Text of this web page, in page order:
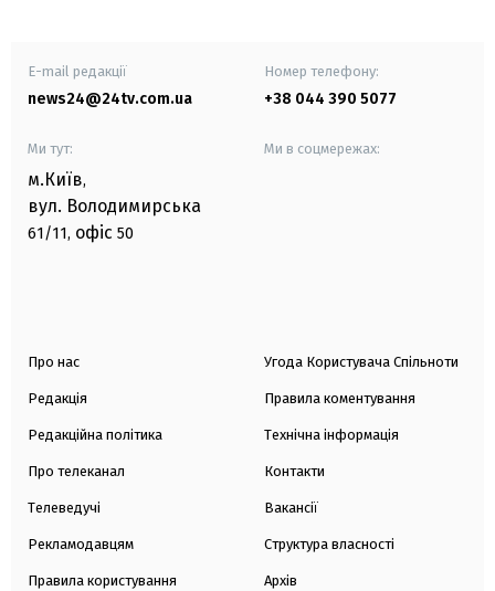
E-mail редакції
news24@24tv.com.ua
Номер телефону:
+38 044 390 5077
Ми тут:
м.Київ,
вул. Володимирська
61/11, офіс 50
Ми в соцмережах:
Про нас
Редакція
Редакційна політика
Про телеканал
Телеведучі
Рекламодавцям
Правила користування
Угода Користувача Спільноти
Правила коментування
Технічна інформація
Контакти
Вакансії
Структура власності
Архів